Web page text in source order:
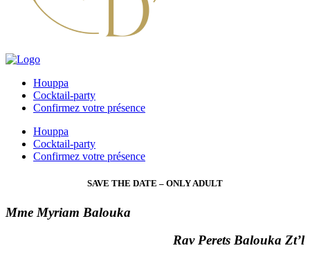
Houppa
Cocktail-party
Confirmez votre présence
Houppa
Cocktail-party
Confirmez votre présence
SAVE THE DATE – ONLY ADULT
Mme Myriam Balouka
Rav Perets Balouka Zt’l